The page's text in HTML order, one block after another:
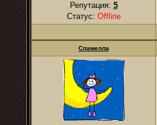
Репутация: 5
Статус: Offline
Спамелла